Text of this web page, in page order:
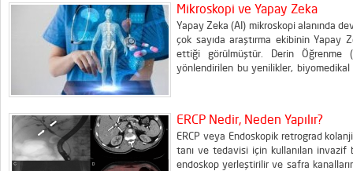
Mikroskopi ve Yapay Zeka
Yapay Zeka (AI) mikroskopi alanında
çok sayıda araştırma ekibinin Yapay
ettiği görülmüştür. Derin Öğrenme
yönlendirilen bu yenilikler, biyomedikal
ERCP Nedir, Neden Yapılır?
ERCP veya Endoskopik retrograd
tanı ve tedavisi için kullanılan invazif
endoskop yerleştirilir ve safra